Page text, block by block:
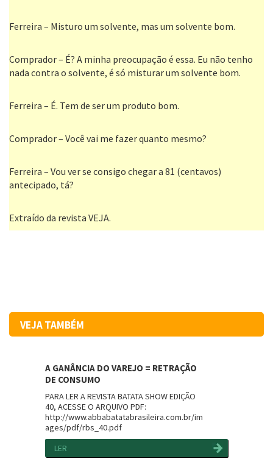
Ferreira – Misturo um solvente, mas um solvente bom.
Comprador – É? A minha preocupação é essa. Eu não tenho
nada contra o solvente, é só misturar um solvente bom.
Ferreira – É. Tem de ser um produto bom.
Comprador – Você vai me fazer quanto mesmo?
Ferreira – Vou ver se consigo chegar a 81 (centavos)
antecipado, tá?
Extraído da revista VEJA.
VEJA TAMBÉM
A GANÂNCIA DO VAREJO = RETRAÇÃO
DE CONSUMO
PARA LER A REVISTA BATATA SHOW EDIÇÃO
40, ACESSE O ARQUIVO PDF:
http://www.abbabatatabrasileira.com.br/im
ages/pdf/rbs_40.pdf
LER